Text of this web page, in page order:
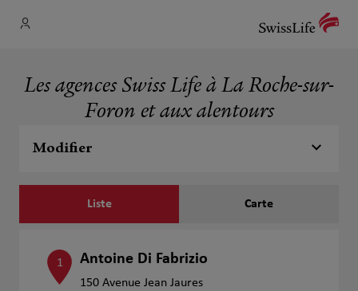
Les agences Swiss Life à La Roche-sur-
Foron et aux alentours
Modifier
Liste Carte
1 Antoine Di Fabrizio
150 Avenue Jean Jaures